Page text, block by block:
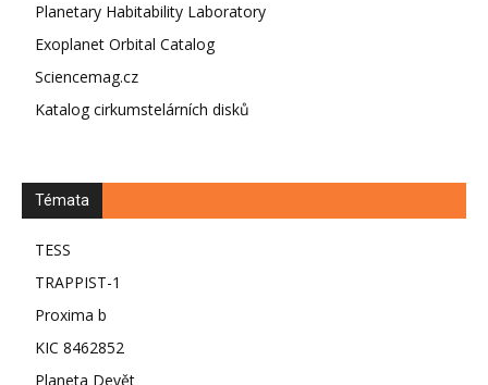
Planetary Habitability Laboratory
Exoplanet Orbital Catalog
Sciencemag.cz
Katalog cirkumstelárních disků
Témata
TESS
TRAPPIST-1
Proxima b
KIC 8462852
Planeta Devět